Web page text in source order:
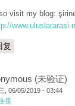
visit my blog:
www.uluslararasi-
复
(未验证)
, 06/05/2019 - 03:44
接